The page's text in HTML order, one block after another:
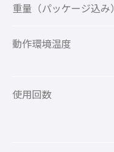
重量（パッケージ込み）
動作環境温度
使用回数